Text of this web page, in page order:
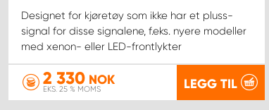
Designet for kjøretøy som ikke har et pluss-
signal for disse signalene, f.eks. nyere modeller
med xenon- eller LED-frontlykter
2 330NOK
EKS. 25 % MOMS LEGG TIL